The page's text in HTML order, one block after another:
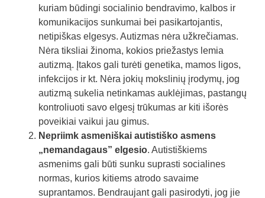
kuriam būdingi socialinio bendravimo, kalbos ir
komunikacĳos sunkumai bei pasikartojantis,
netipiškas elgesys. Autizmas nėra užkrečiamas.
Nėra tiksliai žinoma, kokios priežastys lemia
autizmą. Įtakos gali turėti genetika, mamos ligos,
infekcijos ir kt. Nėra jokių mokslinių įrodymų, jog
autizmą sukelia netinkamas auklėjimas, pastangų
kontroliuoti savo elgesį trūkumas ar kiti išorės
poveikiai vaikui jau gimus.
Nepriimk asmeniškai autistiško asmens
„nemandagaus” elgesio. Autistiškiems
asmenims gali būti sunku suprasti socialines
normas, kurios kitiems atrodo savaime
suprantamos. Bendraujant gali pasirodyti, jog jie